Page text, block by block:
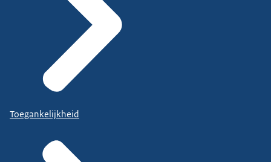
Toegankelijkheid